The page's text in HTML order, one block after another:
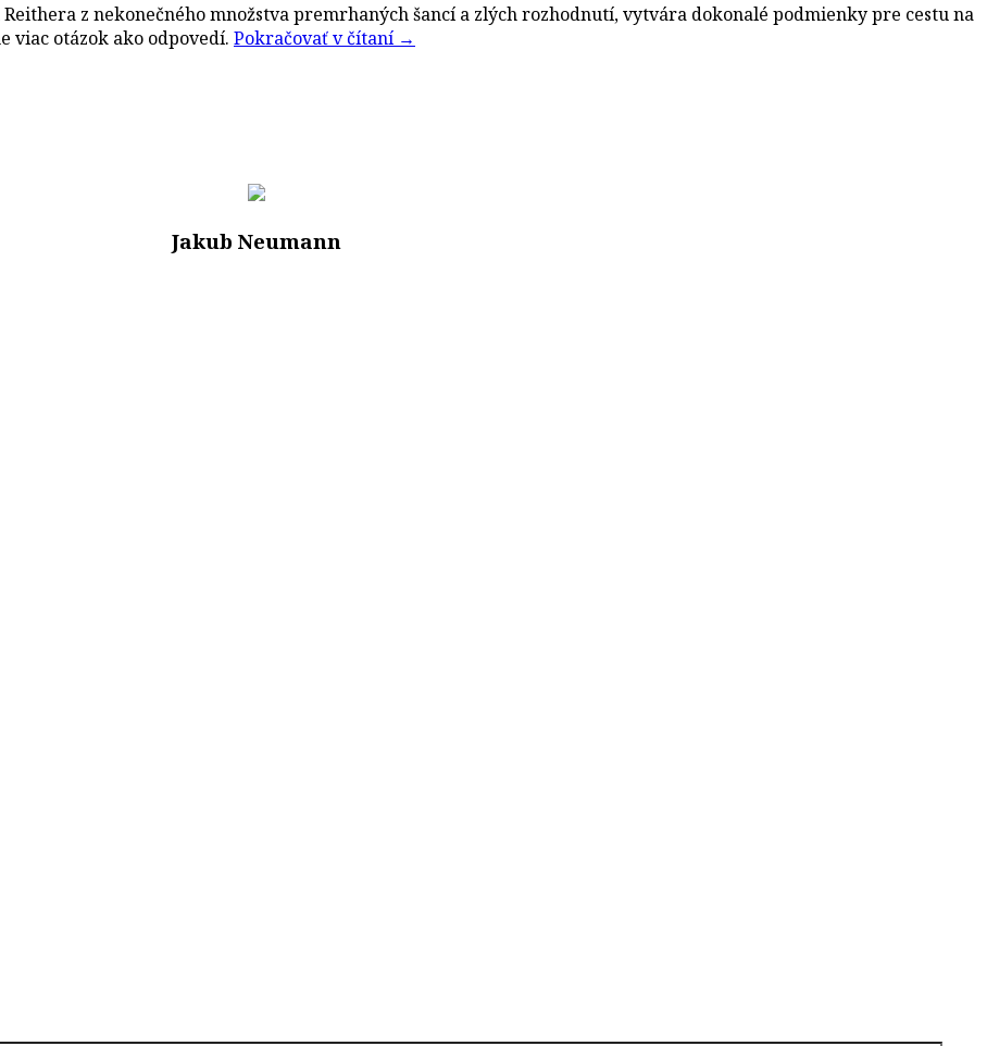
z nekonečného množstva premrhaných šancí a zlých rozhodnutí, vytvára dokonalé podmienky pre cestu na
viac otázok ako odpovedí. Pokračovať v čítaní →
Jakub Neumann